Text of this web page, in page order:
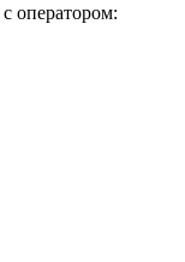
оператором: